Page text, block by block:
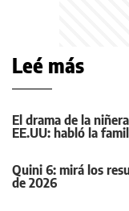
Leé más
El drama de la
EE.UU: habló la
Quini 6: mirá los
de 2026